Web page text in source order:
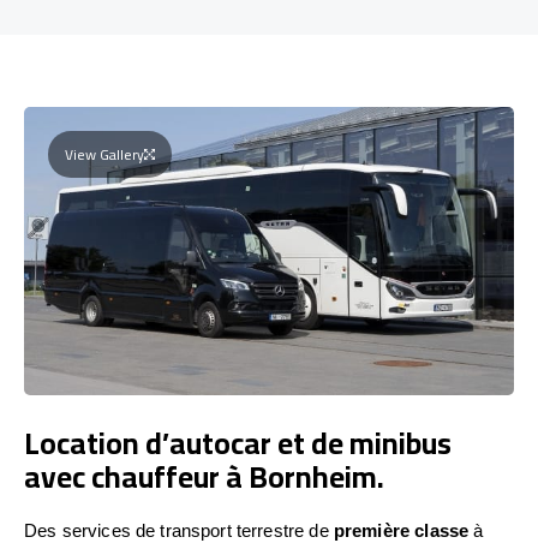
View Gallery
Location d’autocar et de minibus
avec chauffeur à Bornheim.
Des services de transport terrestre de première classe à